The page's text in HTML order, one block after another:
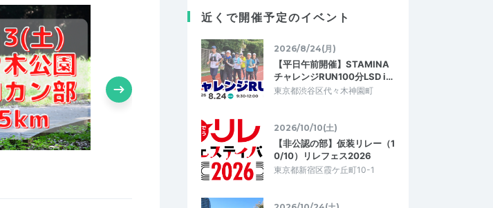
近くで開催予定のイベント
2026/8/24(月)
【平日午前開催】STAMINA
チャレンジRUN100分LSD i…
東京都渋谷区代々木神園町
2026/10/10(土)
【非公認の部】仮装リレー（1
0/10）リレフェス2026
東京都新宿区霞ケ丘町10-1